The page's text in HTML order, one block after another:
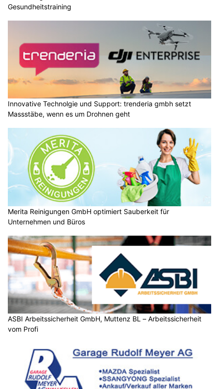
Gesundheitstraining
Innovative Technolgie und Support: trenderia gmbh setzt
Massstäbe, wenn es um Drohnen geht
Merita Reinigungen GmbH optimiert Sauberkeit für
Unternehmen und Büros
ASBI Arbeitssicherheit GmbH, Muttenz BL – Arbeitssicherheit
vom Profi